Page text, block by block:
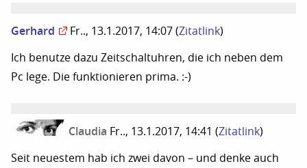
Gerhard Fr.., 13.1.2017, 14:07 (Zitatlink)
Ich benutze dazu Zeitschaltuhren, die ich neben dem
Pc lege. Die funktionieren prima. :-)
Claudia Fr.., 13.1.2017, 14:41 (Zitatlink)
Seit neuestem hab ich zwei davon – und denke auch